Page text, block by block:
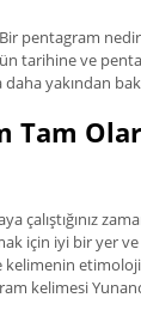
pentagram
tarihine ve
yakından
Tam
çalıştığınız
için iyi bir yer ve
kelimenin
kelimesi